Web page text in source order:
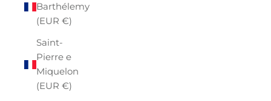
Barthélemy
(EUR €)
Saint-
Pierre e
Miquelon
(EUR €)